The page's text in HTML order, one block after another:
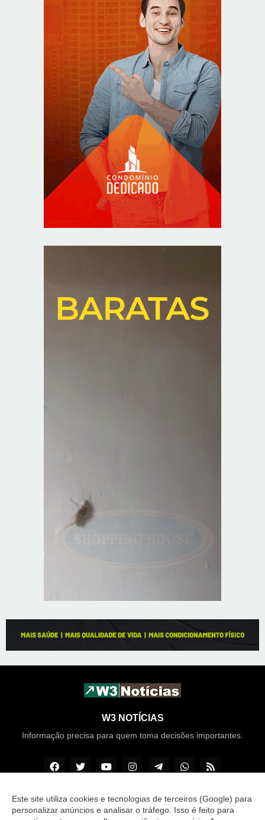
W3 NOTÍCIAS
Informação precisa para quem toma decisões importantes.
Copyright © 2026Acontece TAGUATINGA
Este site utiliza cookies e tecnologias de terceiros (Google) para
personalizar anúncios e analisar o tráfego. Isso é feito para